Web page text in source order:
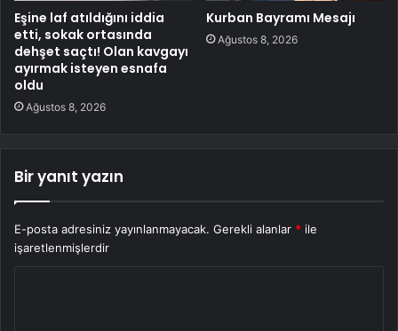
Eşine laf atıldığını iddia
etti, sokak ortasında
dehşet saçtı! Olan kavgayı
ayırmak isteyen esnafa
oldu
Ağustos 8, 2026
Kurban Bayramı Mesajı
Ağustos 8, 2026
Bir yanıt yazın
E-posta adresiniz yayınlanmayacak. Gerekli alanlar * ile
işaretlenmişlerdir